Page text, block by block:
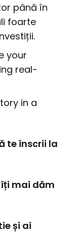
până în
foarte
your
real-
in a
te înscrii la
îți mai dăm
și ai